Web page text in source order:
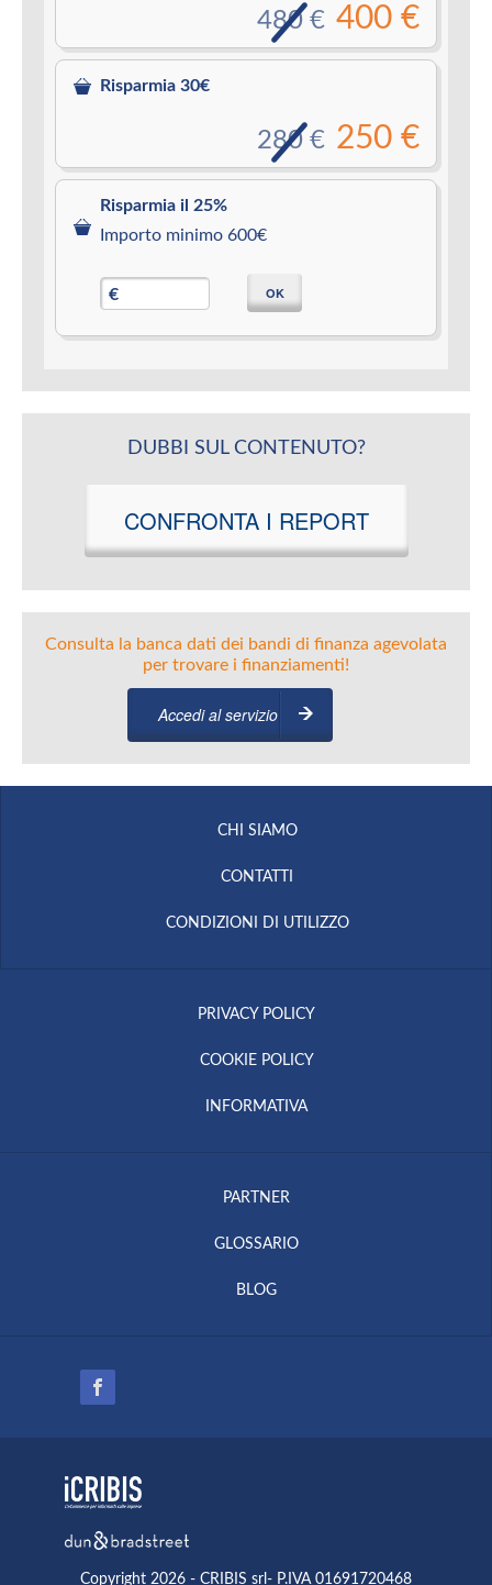
400 €
480 €
Risparmia 30€
250 €
280 €
Risparmia il 25%
Importo minimo 600€
€ OK
DUBBI SUL CONTENUTO?
CONFRONTA I REPORT
Consulta la banca dati dei bandi di finanza agevolata
per trovare i finanziamenti!
Accedi al servizio
CHI SIAMO
CONTATTI
CONDIZIONI DI UTILIZZO
PRIVACY POLICY
COOKIE POLICY
INFORMATIVA
PARTNER
GLOSSARIO
BLOG
Copyright 2026 - CRIBIS srl- P.IVA 01691720468